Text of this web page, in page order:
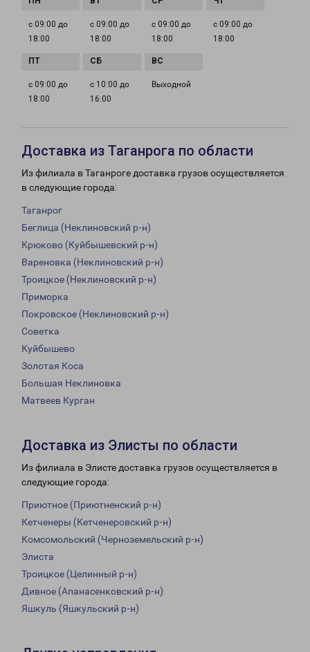
с 09:00 до
18:00
с 09:00 до
18:00
с 09:00 до
18:00
с 09:00 до
18:00
с 09:00 до
18:00
с 10:00 до
16:00
Выходной
Доставка из Таганрога по области
Из филиала в Таганроге доставка грузов осуществляется
в следующие города:
Таганрог
Беглица (Неклиновский р-н)
Крюково (Куйбышевский р-н)
Вареновка (Неклиновский р-н)
Троицкое (Неклиновский р-н)
Приморка
Покровское (Неклиновский р-н)
Советка
Куйбышево
Золотая Коса
Большая Неклиновка
Матвеев Курган
Доставка из Элисты по области
Из филиала в Элисте доставка грузов осуществляется в
следующие города:
Приютное (Приютненский р-н)
Кетченеры (Кетченеровский р-н)
Комсомольский (Черноземельский р-н)
Элиста
Троицкое (Целинный р-н)
Дивное (Апанасенковский р-н)
Яшкуль (Яшкульский р-н)